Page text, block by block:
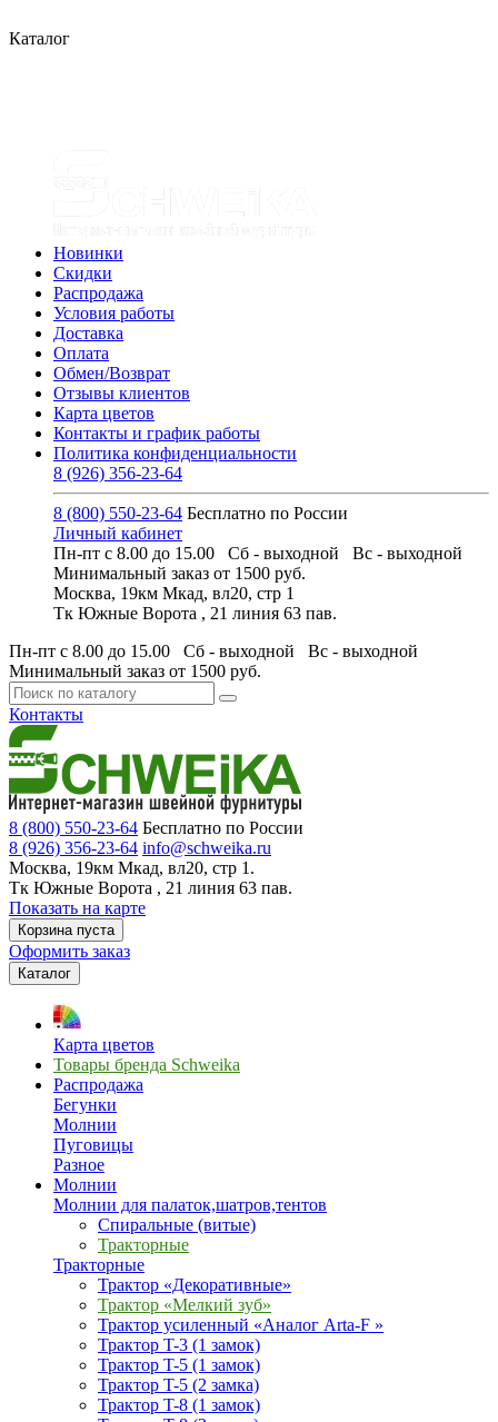
Каталог
Новинки
Скидки
Распродажа
Условия работы
Доставка
Оплата
Обмен/Возврат
Отзывы клиентов
Карта цветов
Контакты и график работы
Политика конфиденциальности
8 (926) 356-23-64
8 (800) 550-23-64 Бесплатно по России
Личный кабинет
Пн-пт с 8.00 до 15.00 Сб - выходной Вс - выходной
Минимальный заказ от 1500 руб.
Москва, 19км Мкад, вл20, стр 1
Тк Южные Ворота , 21 линия 63 пав.
Пн-пт с 8.00 до 15.00 Сб - выходной Вс - выходной
Минимальный заказ от 1500 руб.
Контакты
8 (800) 550-23-64 Бесплатно по России
8 (926) 356-23-64 info@schweika.ru
Москва, 19км Мкад, вл20, стр 1.
Тк Южные Ворота , 21 линия 63 пав.
Показать на карте
Корзина пуста
Оформить заказ
Каталог
Карта цветов
Товары бренда Schweika
Распродажа
Бегунки
Молнии
Пуговицы
Разное
Молнии
Молнии для палаток,шатров,тентов
Спиральные (витые)
Тракторные
Тракторные
Трактор «Декоративные»
Трактор «Мелкий зуб»
Трактор усиленный «Аналог Arta-F »
Трактор T-3 (1 замок)
Трактор T-5 (1 замок)
Трактор T-5 (2 замка)
Трактор T-8 (1 замок)